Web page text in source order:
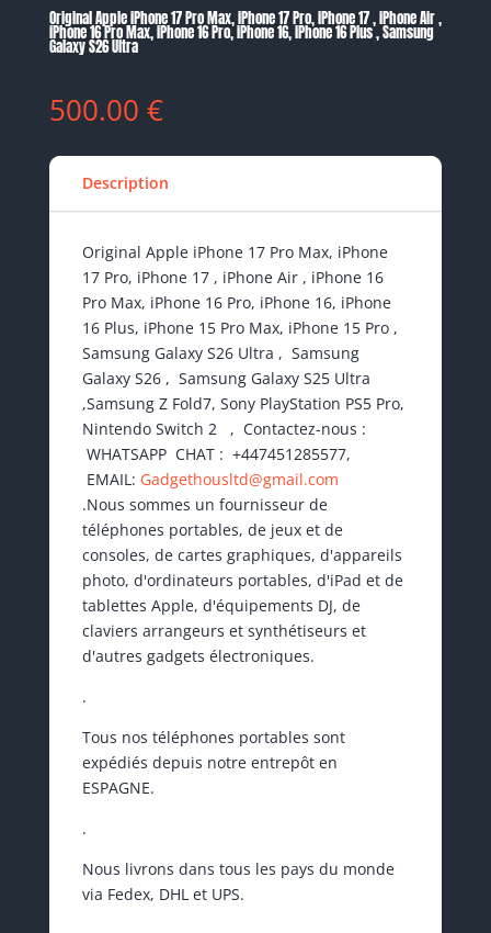
Original Apple iPhone 17 Pro Max, iPhone 17 Pro, iPhone 17 , iPhone Air ,
iPhone 16 Pro Max, iPhone 16 Pro, iPhone 16, iPhone 16 Plus , Samsung
Galaxy S26 Ultra
500.00 €
Description
Original Apple iPhone 17 Pro Max, iPhone
17 Pro, iPhone 17 , iPhone Air , iPhone 16
Pro Max, iPhone 16 Pro, iPhone 16, iPhone
16 Plus, iPhone 15 Pro Max, iPhone 15 Pro ,
Samsung Galaxy S26 Ultra , Samsung
Galaxy S26 , Samsung Galaxy S25 Ultra
,Samsung Z Fold7, Sony PlayStation PS5 Pro,
Nintendo Switch 2 , Contactez-nous :
WHATSAPP CHAT : +447451285577,
EMAIL: Gadgethousltd@gmail.com
.Nous sommes un fournisseur de
téléphones portables, de jeux et de
consoles, de cartes graphiques, d'appareils
photo, d'ordinateurs portables, d'iPad et de
tablettes Apple, d'équipements DJ, de
claviers arrangeurs et synthétiseurs et
d'autres gadgets électroniques.
.
Tous nos téléphones portables sont
expédiés depuis notre entrepôt en
ESPAGNE.
.
Nous livrons dans tous les pays du monde
via Fedex, DHL et UPS.